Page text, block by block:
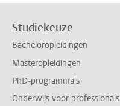
Studiekeuze
Bacheloropleidingen
Masteropleidingen
PhD-programma's
Onderwijs voor professionals